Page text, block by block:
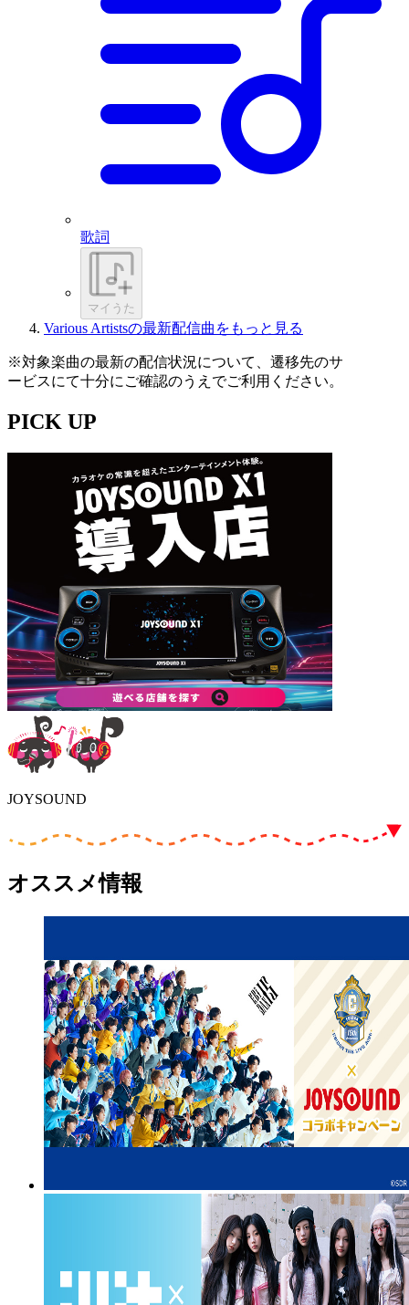
歌詞
マイうた
Various Artistsの最新配信曲をもっと見る
※対象楽曲の最新の配信状況について、遷移先のサ
ービスにて十分にご確認のうえでご利用ください。
PICK UP
JOYSOUND
オススメ情報